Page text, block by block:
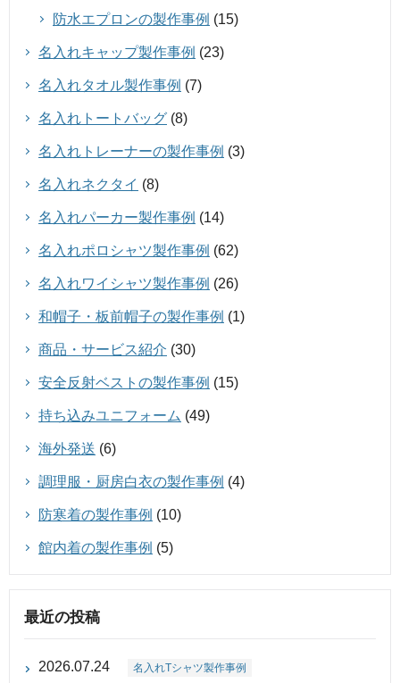
防水エプロンの製作事例 (15)
名入れキャップ製作事例 (23)
名入れタオル製作事例 (7)
名入れトートバッグ (8)
名入れトレーナーの製作事例 (3)
名入れネクタイ (8)
名入れパーカー製作事例 (14)
名入れポロシャツ製作事例 (62)
名入れワイシャツ製作事例 (26)
和帽子・板前帽子の製作事例 (1)
商品・サービス紹介 (30)
安全反射ベストの製作事例 (15)
持ち込みユニフォーム (49)
海外発送 (6)
調理服・厨房白衣の製作事例 (4)
防寒着の製作事例 (10)
館内着の製作事例 (5)
最近の投稿
2026.07.24 名入れTシャツ製作事例